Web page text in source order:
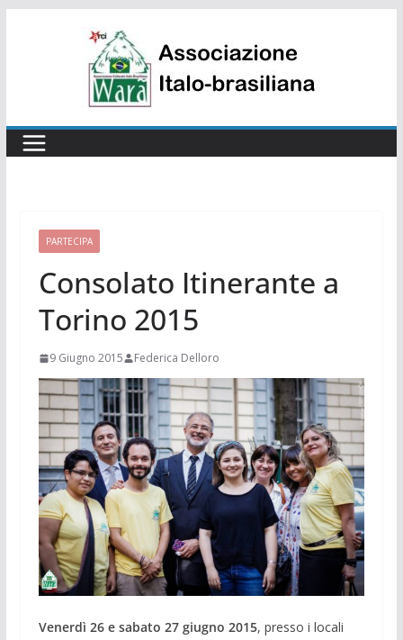
PARTECIPA
Consolato Itinerante a
Torino 2015
9 Giugno 2015 Federica Delloro
Venerdì 26 e sabato 27 giugno 2015, presso i locali